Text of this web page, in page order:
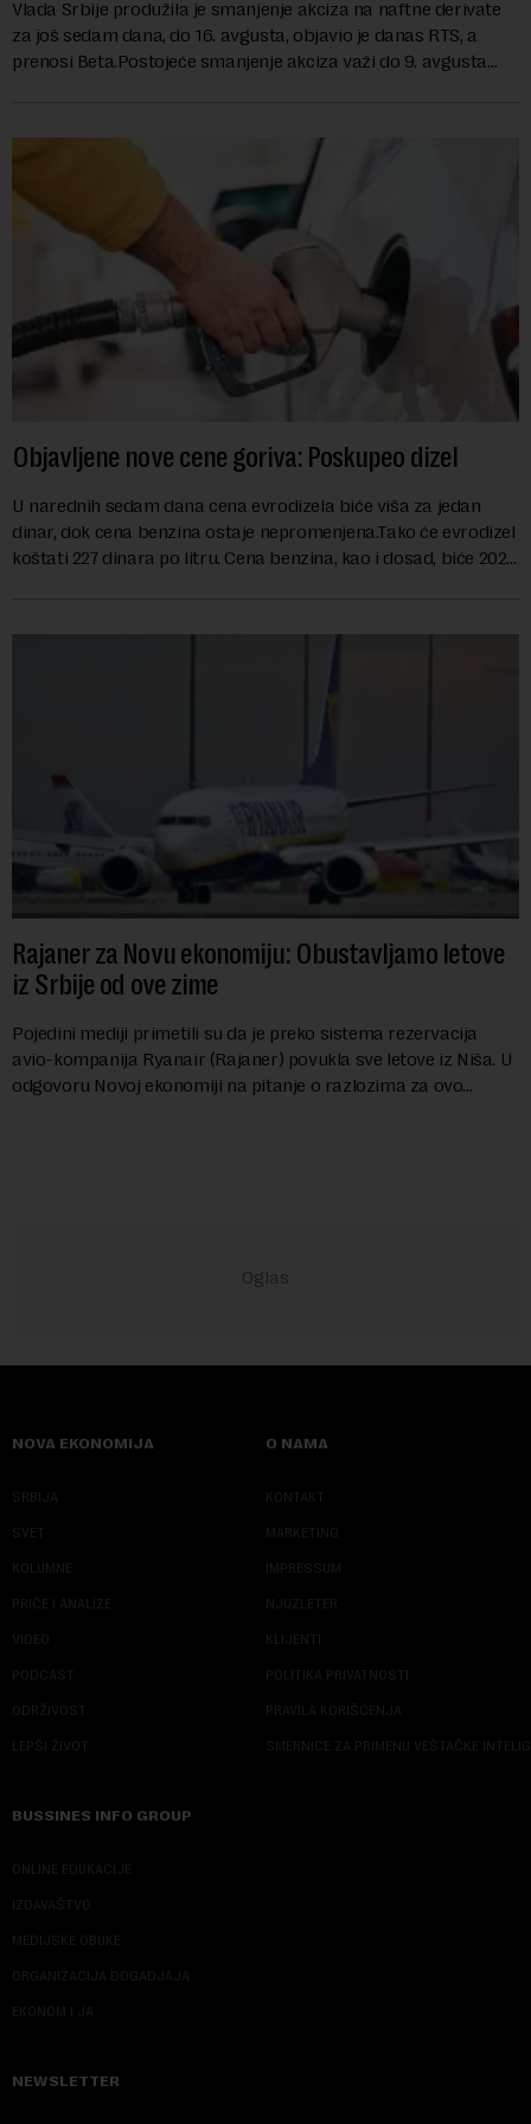
Vlada Srbije produžila je smanjenje akciza na naftne derivate
za još sedam dana, do 16. avgusta, objavio je danas RTS, a
prenosi Beta.Postojeće smanjenje akciza važi do 9. avgusta
Objavljene nove cene goriva: Poskupeo dizel
U narednih sedam dana cena evrodizela biće viša za jedan
dinar, dok cena benzina ostaje nepromenjena.Tako će evrodizel
koštati 227 dinara po litru. Cena benzina, kao i dosad, biće 202
Rajaner za Novu ekonomiju: Obustavljamo letove
iz Srbije od ove zime
Pojedini mediji primetili su da je preko sistema rezervacija
avio-kompanija Ryanair (Rajaner) povukla sve letove iz Niša. U
odgovoru Novoj ekonomiji na pitanje o razlozima za ovo
NOVA EKONOMIJA
SRBIJA
SVET
KOLUMNE
PRIČE I ANALIZE
VIDEO
PODCAST
ODRŽIVOST
LEPŠI ŽIVOT
O NAMA
KONTAKT
MARKETING
IMPRESSUM
NJUZLETER
KLIJENTI
POLITIKA PRIVATNOSTI
PRAVILA KORIŠĆENJA
SMERNICE ZA PRIMENU VEŠTAČKE
BUSSINES INFO GROUP
ONLINE EDUKACIJE
IZDAVAŠTVO
MEDIJSKE OBUKE
ORGANIZACIJA DOGADJAJA
EKONOM I JA
NEWSLETTER